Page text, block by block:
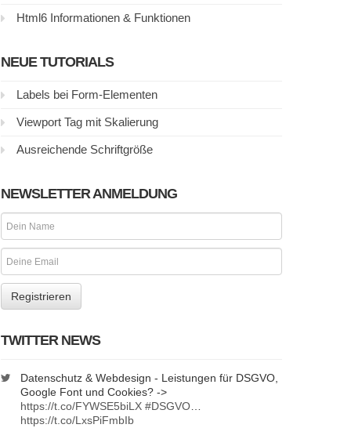
Html6 Informationen & Funktionen
NEUE TUTORIALS
Labels bei Form-Elementen
Viewport Tag mit Skalierung
Ausreichende Schriftgröße
NEWSLETTER ANMELDUNG
TWITTER NEWS
Datenschutz & Webdesign - Leistungen für DSGVO,
Google Font und Cookies? ->
https://t.co/FYWSE5biLX #DSGVO…
https://t.co/LxsPiFmbIb